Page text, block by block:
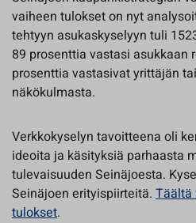
vaiheen tulokset on nyt
tehtyyn asukaskyselyyn tuli
89 prosenttia vastasi asukkaan
prosenttia vastasivat yrittäjän
näkökulmasta.
Verkkokyselyn tavoitteena oli
ideoita ja käsityksiä parhaasta
tulevaisuuden Seinäjoesta.
Seinäjoen erityispiirteitä. Täältä
tulokset.